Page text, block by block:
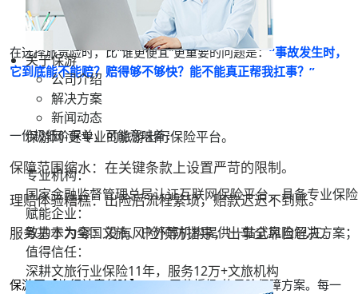
关于保游
公司介绍
解决方案
新闻动态
保游网-更专业的旅游出行保险平台。
专业机构：
国家金融监督管理总局认证互联网保险平台，具备专业保
赋能企业：
致力于为全国文旅、户外等机构提供一站式风险解决方案；
值得信任：
深耕文旅行业保险11年，服务12万+文旅机构
在选择旅责险时，比“谁更便宜”更重要的问题是：“事故发生时，
它到底能不能赔？赔得够不够快？能不能真正帮我扛事？”
一份极低价保单，可能意味着：
保障范围缩水： 在关键条款上设置严苛的限制。
理赔体验糟糕：出险后流程繁琐，赔款迟迟不到账。
服务基本为零：没有风险预防指导，出事全靠自己扛。
保游网【旅行社责任险】——“天花板级”的风险保障方案。每一